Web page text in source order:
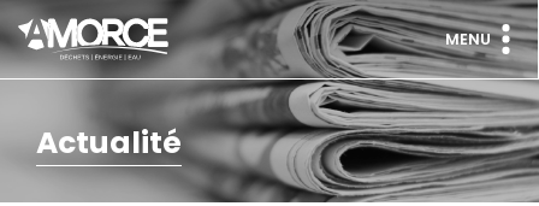
MENU
Actualité